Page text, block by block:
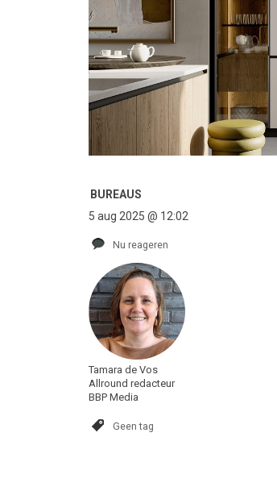
BUREAUS
5 aug 2025 @ 12:02
Nu reageren
Tamara de Vos
Allround redacteur
BBP Media
Geen tag